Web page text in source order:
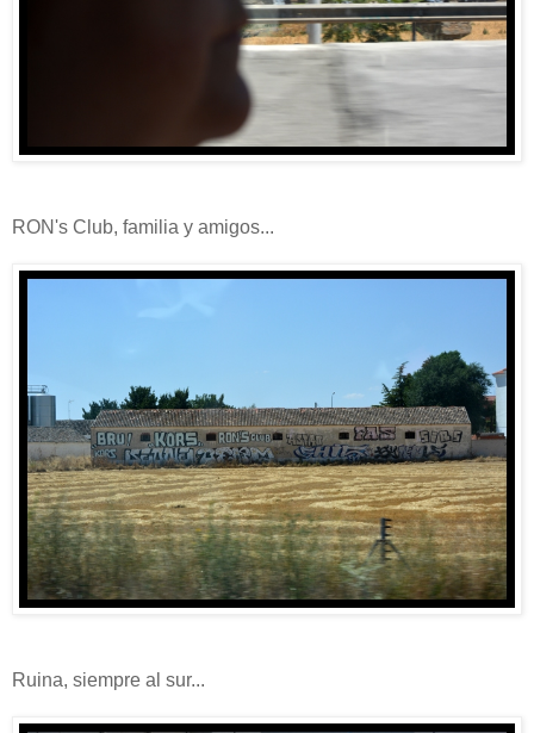
RON's Club, familia y amigos...
Ruina, siempre al sur...